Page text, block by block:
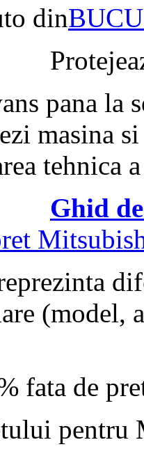
din
pana la
masina si
tehnica
Ghid
(model,
fata de
pentru